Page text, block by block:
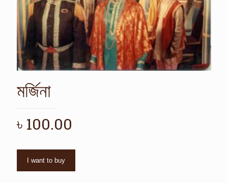
মর্জিনা
৳ 100.00
I want to buy